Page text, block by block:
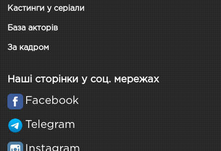
Кастинги у серіали
База акторів
За кадром
Наші сторінки у соц. мережах
Facebook
Telegram